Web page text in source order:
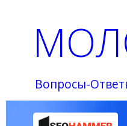
Вопросы-